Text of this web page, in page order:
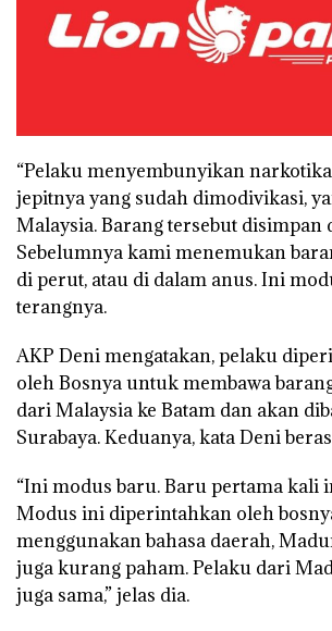
“Pelaku menyembunyikan
jepitnya yang sudah dimodivikasi,
Malaysia. Barang tersebut disimpan
Sebelumnya kami menemukan
di perut, atau di dalam anus. Ini
terangnya.
AKP Deni mengatakan, pelaku
oleh Bosnya untuk membawa
dari Malaysia ke Batam dan akan
Surabaya. Keduanya, kata Deni
“Ini modus baru. Baru pertama kali
Modus ini diperintahkan oleh
menggunakan bahasa daerah,
juga kurang paham. Pelaku dari
juga sama,” jelas dia.